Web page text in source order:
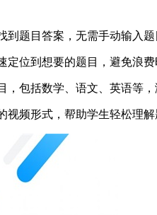
题目答案，无需手动输入题
位到想要的题目，避免浪费
包括数学、语文、英语等，
频形式，帮助学生轻松理解